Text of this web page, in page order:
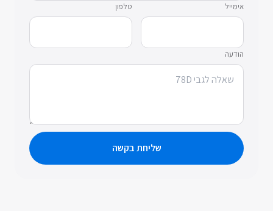
אימייל טלפון
הודעה
שליחת בקשה